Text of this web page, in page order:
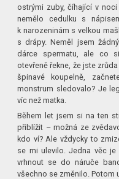
ostrými zuby, číhající v
nemělo cedulku s
k narozeninám s velkou
s drápy. Neměl jsem
dárce spermatu, ale co
otevřeně řekne, že jste
špinavé koupelně,
monstrum sledovalo? Je
víc než matka.
Během let jsem si na ten
přiblížit – možná ze
kdo ví? Ale vždycky to
se mi ulevilo. Jedna věc
vrhnout se do náruče
všechno se změnilo. Potom